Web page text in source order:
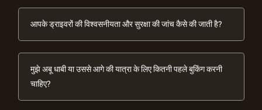
आपके ड्राइवरों की विश्वसनीयता और सुरक्षा की जांच कैसे की जाती है?
मुझे अबू धाबी या उससे आगे की यात्रा के लिए कितनी पहले बुकिंग करनी
चाहिए?